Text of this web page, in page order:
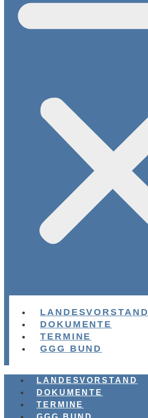
LANDESVORSTAND
DOKUMENTE
TERMINE
GGG BUND
LANDESVORSTAND
DOKUMENTE
TERMINE